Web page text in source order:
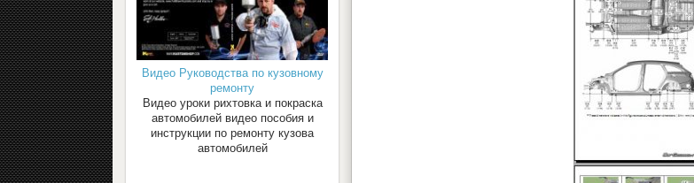
Видео Руководства по кузовному
ремонту
Видео уроки рихтовка и покраска
автомобилей видео пособия и
инструкции по ремонту кузова
автомобилей